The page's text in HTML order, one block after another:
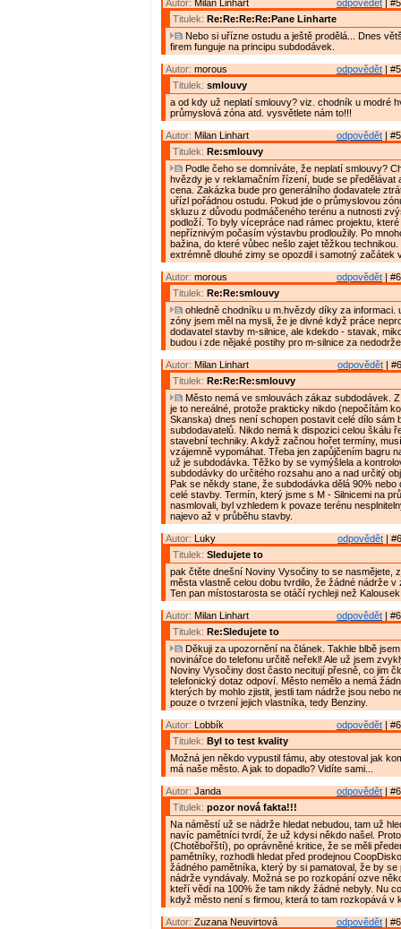
odpovědět |
Autor: Milan Linhart
Titulek: Re:Re:Re:Re:Pane Linharte
Nebo si uřízne ostudu a ještě prodělá... Dnes
firem funguje na principu subdodávek.
odpovědět |
Autor: morous
Titulek: smlouvy
a od kdy už neplatí smlouvy? viz. chodník u modré
průmyslová zóna atd. vysvětlete nám to!!!
odpovědět |
Autor: Milan Linhart
Titulek: Re:smlouvy
Podle čeho se domníváte, že neplatí smlouvy?
hvězdy je v reklamačním řízení, bude se předělávat
cena. Zakázka bude pro generálního dodavatele
uřízl pořádnou ostudu. Pokud jde o průmyslovou
skluzu z důvodu podmáčeného terénu a nutnosti
podloží. To byly vícepráce nad rámec projektu,
nepříznivým počasím výstavbu prodloužily. Po
bažina, do které vůbec nešlo zajet těžkou technikou.
extrémně dlouhé zimy se opozdil i samotný začátek
odpovědět |
Autor: morous
Titulek: Re:Re:smlouvy
ohledně chodníku u m.hvězdy díky za informaci.
zóny jsem měl na mysli, že je divné když práce
dodavatel stavby m-silnice, ale kdekdo - stavak,
budou i zde nějaké postihy pro m-silnice za
odpovědět |
Autor: Milan Linhart
Titulek: Re:Re:Re:smlouvy
Město nemá ve smlouvách zákaz subdodávek.
je to nereálné, protože prakticky nikdo (nepočítám
Skanska) dnes není schopen postavit celé dílo sám
subdodavatelů. Nikdo nemá k dispozici celou škálu
stavební techniky. A když začnou hořet termíny,
vzájemně vypomáhat. Třeba jen zapůjčením bagru
už je subdodávka. Těžko by se vymýšlela a
subdodávky do určitého rozsahu ano a nad určitý
Pak se někdy stane, že subdodávka dělá 90% nebo
celé stavby. Termín, který jsme s M - Silnicemi na
nasmlovali, byl vzhledem k povaze terénu
najevo až v průběhu stavby.
odpovědět |
Autor: Luky
Titulek: Sledujete to
pak čtěte dnešní Noviny Vysočiny to se nasmějete,
města vlastně celou dobu tvrdilo, že žádné nádrže v
Ten pan místostarosta se otáčí rychleji než Kalousek
odpovědět |
Autor: Milan Linhart
Titulek: Re:Sledujete to
Děkuji za upozornění na článek. Takhle blbě
novinářce do telefonu určitě neřekl! Ale už jsem
Noviny Vysočiny dost často necitují přesně, co jim
telefonický dotaz odpoví. Město nemělo a nemá
kterých by mohlo zjistit, jestli tam nádrže jsou nebo
pouze o tvrzení jejich vlastníka, tedy Benziny.
odpovědět |
Autor: Lobbík
Titulek: Byl to test kvality
Možná jen někdo vypustil fámu, aby otestoval jak
má naše město. A jak to dopadlo? Vidíte sami...
odpovědět |
Autor: Janda
Titulek: pozor nová fakta!!!
Na náměstí už se nádrže hledat nebudou, tam už
navíc pamětníci tvrdí, že už kdysi někdo našel.
(Chotěbořští), po oprávněné kritice, že se měli
pamětníky, rozhodli hledat před prodejnou
žádného pamětníka, který by si pamatoval, že by se
nádrže vyndávaly. Možná se po rozkopání ozve
kteří vědí na 100% že tam nikdy žádné nebyly. Nu
když město není s firmou, která to tam rozkopává v
odpovědět |
Autor: Zuzana Neuvirtová